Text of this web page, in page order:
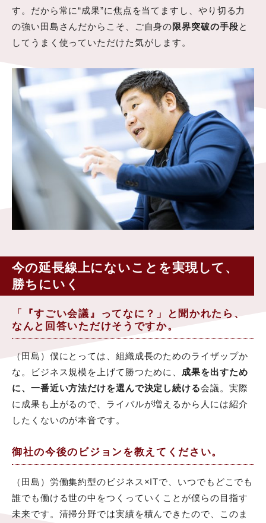
す。だから常に“成果”に焦点を当てますし、やり切る力
の強い田島さんだからこそ、ご自身の限界突破の手段と
してうまく使っていただけた気がします。
今の延長線上にないことを実現して、
勝ちにいく
「『すごい会議』ってなに？」と聞かれたら、
なんと回答いただけそうですか。
（田島）僕にとっては、組織成長のためのライザップか
な。ビジネス規模を上げて勝つために、 成果を出すため
に、一番近い方法だけを選んで決定し続ける会議。実際
に成果も上がるので、ライバルが増えるから人には紹介
したくないのが本音です。
御社の今後のビジョンを教えてください。
（田島）労働集約型のビジネス×ITで、いつでもどこでも
誰でも働ける世の中をつくっていくことが僕らの目指す
未来です。清掃分野では実績を積んできたので、このま